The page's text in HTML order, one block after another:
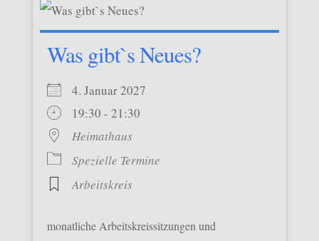
Was gibt`s Neues?
4. Januar 2027
19:30 - 21:30
Heimathaus
Spezielle Termine
Arbeitskreis
monatliche Arbeitskreissitzungen und